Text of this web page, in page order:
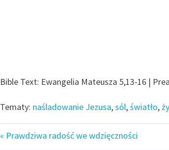
Bible Text: Ewangelia Mateusza 5,13-16 |
Tematy: naśladowanie Jezusa,sól,światło,
« Prawdziwa radość we wdzięczności